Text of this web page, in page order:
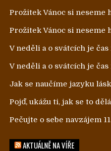
Prožitek Vánoc si neseme
Prožitek Vánoc si neseme
V neděli a o svátcích je
V neděli a o svátcích je
Jak se naučíme jazyku
Pojď, ukážu ti, jak se to dělá
Pečujte o sebe navzájem
AKTUÁLNĚ NA VÍŘE